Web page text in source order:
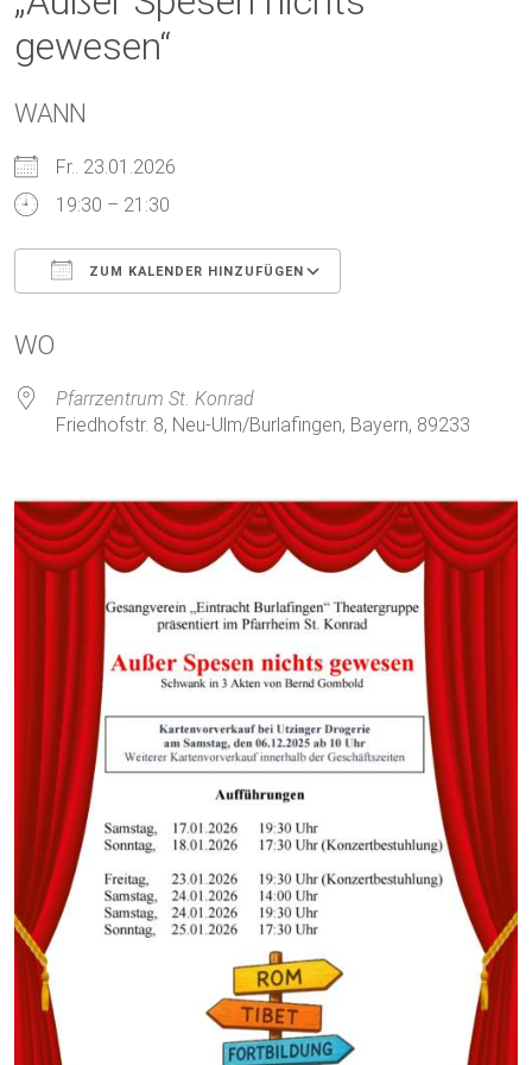
gewesen“
WANN
Fr.. 23.01.2026
19:30 – 21:30
ZUM KALENDER HINZUFÜGEN
WO
Pfarrzentrum St. Konrad
Friedhofstr. 8, Neu-Ulm/Burlafingen, Bayern, 89233